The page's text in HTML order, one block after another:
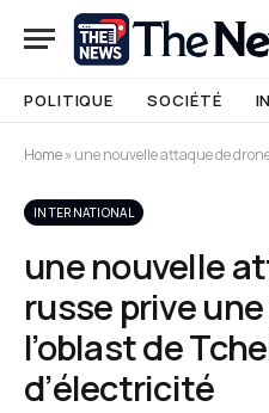
POLITIQUE SOCIÉTÉ
Home»une nouvelle attaque de drone russe
INTERNATIONAL
une nouvelle
russe prive
l’oblast de
d’électricité